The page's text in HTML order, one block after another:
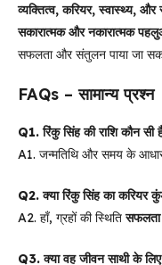
व्यक्तित्व, करियर, स्वास्थ्य, और
सकारात्मक और नकारात्मक
सफलता और संतुलन पाया जा
FAQs – सामान्य प्रश्न
Q1. रिंकु सिंह की राशि कौन सी
A1. जन्मतिथि और समय के आधार
Q2. क्या रिंकु सिंह का करियर
A2. हाँ, ग्रहों की स्थितिसफलता
Q3. क्या वह जीवन साथी के